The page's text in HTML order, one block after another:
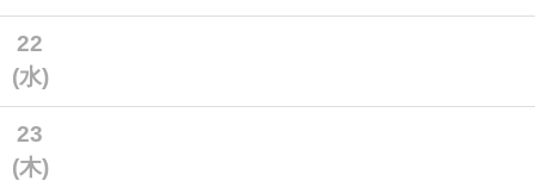
22
(水)
23
(木)